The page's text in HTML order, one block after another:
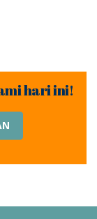
hari ini!